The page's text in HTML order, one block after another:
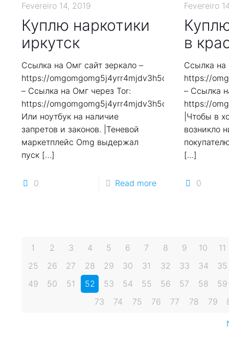
Fevereiro 14, 2019
Куплю наркотики
иркутск
Ссылка на Омг сайт зеркало –
https://
– Ссылка на Омг через Tor:
https://
Или ноутбук на наличие
запретов и законов. |Теневой
маркетплейс Omg выдержал
пуск[…]
0 Read more
Fevereiro
в
Ссылка на
https://
– Ссылка
https://
|Чтобы в
возникло
[…]
0
1 2 3 4 5 6 7 8 9 10
11
25
26 27 28 29 30 31 32 33 34
35
49
50 51 52 53 54 55 56 57 58
59
73
74 75 76 77 78 79